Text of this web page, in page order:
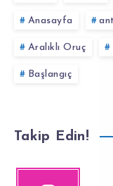
Anasayfa
Aralıklı Oruç
Başlangıç
Takip Edin!